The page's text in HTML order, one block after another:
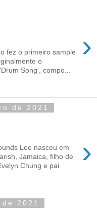
›
fez o primeiro sample
o
Song', compo...
de 2021
›
Lee nasceu em
Jamaica, filho de
Chung e pai
2021